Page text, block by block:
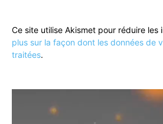
Ce site utilise Akismet pour réduire les
plus sur la façon dont les données de
traitées.